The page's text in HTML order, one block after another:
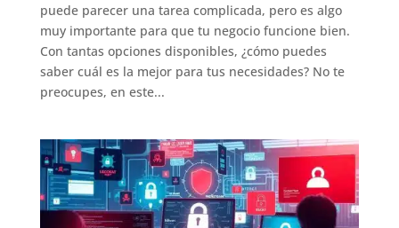
puede parecer una tarea complicada, pero es algo
muy importante para que tu negocio funcione bien.
Con tantas opciones disponibles, ¿cómo puedes
saber cuál es la mejor para tus necesidades? No te
preocupes, en este...